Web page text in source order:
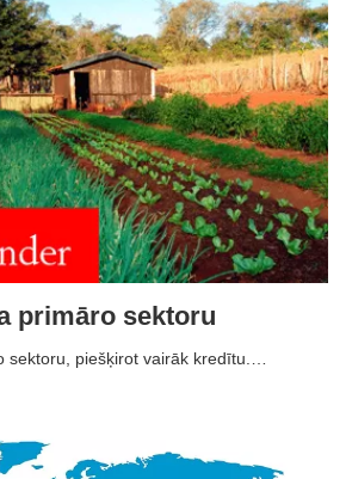
primāro sektoru
sektoru, piešķirot vairāk kredītu.…